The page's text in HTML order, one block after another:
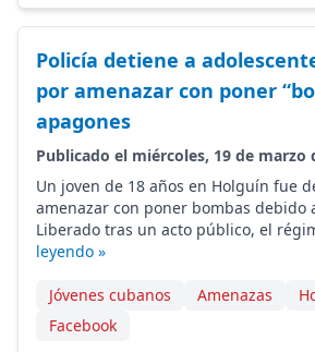
Policía detiene a
por amenazar con poner
apagones
Publicado el miércoles, 19 de marzo
Un joven de 18 años en Holguín fue
amenazar con poner bombas debido
Liberado tras un acto público, el
leyendo »
Jóvenes cubanos Amenazas
Facebook